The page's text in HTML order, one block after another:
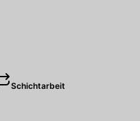
Schichtarbeit